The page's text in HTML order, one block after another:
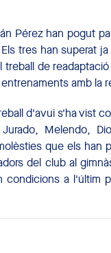
Pérez han pogut
tres han superat
de
amb la
d'avui s'ha vist
Melendo,
que els han
del club al
condicions a l'últim